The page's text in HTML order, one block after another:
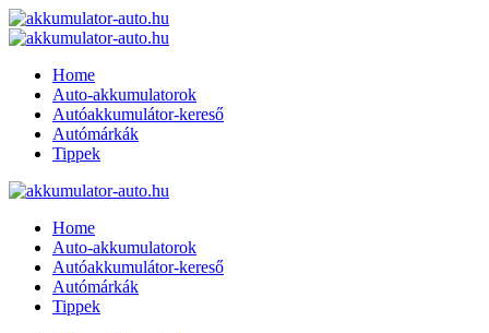
Home
Auto-akkumulatorok
Autóakkumulátor-kereső
Autómárkák
Tippek
Home
Auto-akkumulatorok
Autóakkumulátor-kereső
Autómárkák
Tippek